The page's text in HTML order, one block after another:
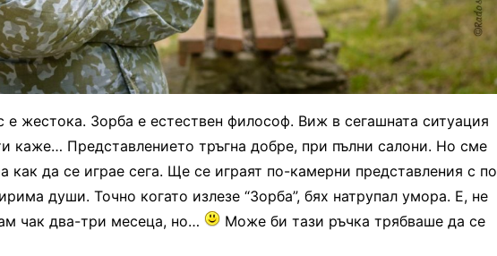
е жестока. Зорба е естествен философ. Виж в сегашната ситуация
каже… Представлението тръгна добре, при пълни салони. Но сме
как да се играе сега. Ще се играят по-камерни представления с по
души. Точно когато излезе “Зорба”, бях натрупал умора. Е, не
чак два-три месеца, но…
Може би тази ръчка трябваше да се